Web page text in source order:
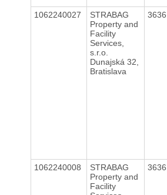
1062240027
STRABAG
Property and
Facility
Services,
s.r.o.
Dunajská 32,
Bratislava
1062240008
STRABAG
Property and
Facility